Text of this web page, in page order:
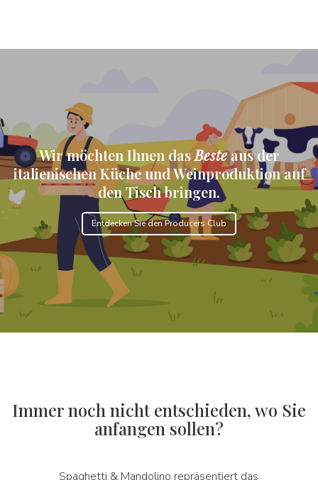
Wir möchten Ihnen dasBesteausder
italienischen Küche und Weinproduktion auf
den Tisch bringen.
Entdecken Sie den Producers Club
Immer noch nicht entschieden, wo Sie
anfangen sollen?
Spaghetti & Mandolino repräsentiert das